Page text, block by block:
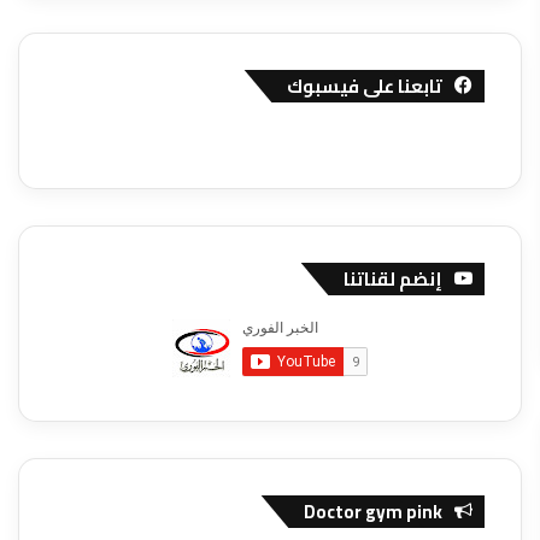
تابعنا على فيسبوك
إنضم لقناتنا
Doctor gym pink